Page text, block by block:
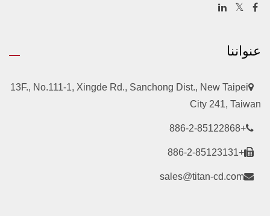
عنواننا
13F., No.111-1, Xingde Rd., Sanchong Dist., New Taipei
City 241, Taiwan
+886-2-85122868
+886-2-85123131
sales@titan-cd.com